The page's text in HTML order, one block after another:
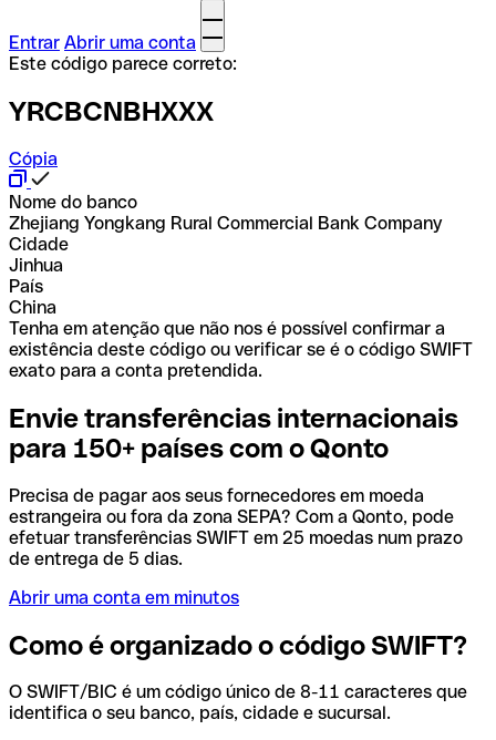
Entrar Abrir uma conta
Este código parece correto:
YRCBCNBHXXX
Cópia
Nome do banco
Zhejiang Yongkang Rural Commercial Bank Company
Cidade
Jinhua
País
China
Tenha em atenção que não nos é possível confirmar a
existência deste código ou verificar se é o código SWIFT
exato para a conta pretendida.
Envie transferências internacionais
para 150+ países com o Qonto
Precisa de pagar aos seus fornecedores em moeda
estrangeira ou fora da zona SEPA? Com a Qonto, pode
efetuar transferências SWIFT em 25 moedas num prazo
de entrega de 5 dias.
Abrir uma conta em minutos
Como é organizado o código SWIFT?
O SWIFT/BIC é um código único de 8-11 caracteres que
identifica o seu banco, país, cidade e sucursal.